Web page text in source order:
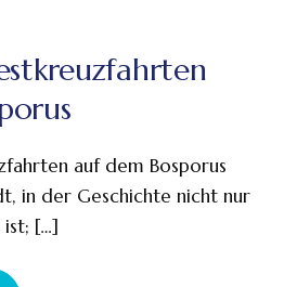
auf dem Bosporus
in der Geschichte nicht nur
ist; […]